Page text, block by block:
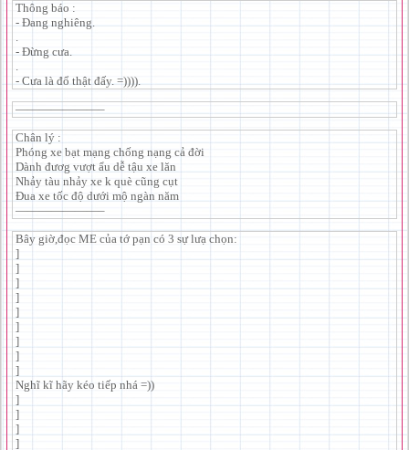
Thông báo :
- Đang nghiêng.
.
- Đừng cưa.
.
- Cưa là đổ thật đấy. =)))).
———————–
Chân lý :
Phóng xe bạt mạng chống nạng cả đời
Dành đươg vượt ẩu dễ tậu xe lăn
Nhảy tàu nhảy xe k què cũng cụt
Đua xe tốc độ dưới mộ ngàn năm
———————–
Bây giờ,đọc ME của tớ pạn có 3 sự lưạ chọn:
]
]
]
]
]
]
]
]
]
Nghĩ kĩ hãy kéo tiếp nhá =))
]
]
]
]